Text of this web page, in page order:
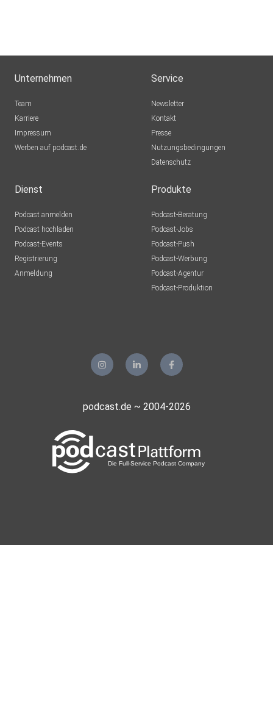
Unternehmen
Team
Karriere
Impressum
Werben auf podcast.de
Service
Newsletter
Kontakt
Presse
Nutzungsbedingungen
Datenschutz
Dienst
Podcast anmelden
Podcast hochladen
Podcast-Events
Registrierung
Anmeldung
Produkte
Podcast-Beratung
Podcast-Jobs
Podcast-Push
Podcast-Werbung
Podcast-Agentur
Podcast-Produktion
podcast.de ~ 2004-2026